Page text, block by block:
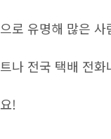
으로 유명해 많은
트나 전국 택배 전
요!